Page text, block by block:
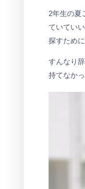
2年生の夏
ていてい
探すため
すんなり
持てなか